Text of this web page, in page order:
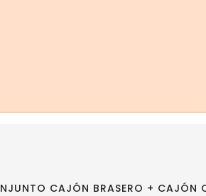
CAJÓN BRASERO + CAJÓN